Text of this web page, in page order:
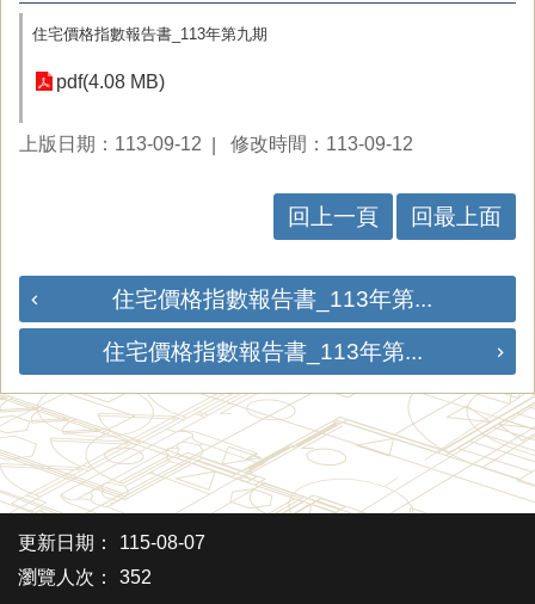
住宅價格指數報告書_113年第九期
pdf(4.08 MB)
上版日期：113-09-12 修改時間：113-09-12
回上一頁 回最上面
住宅價格指數報告書_113年第...
住宅價格指數報告書_113年第...
更新日期：
115-08-07
瀏覽人次：
352